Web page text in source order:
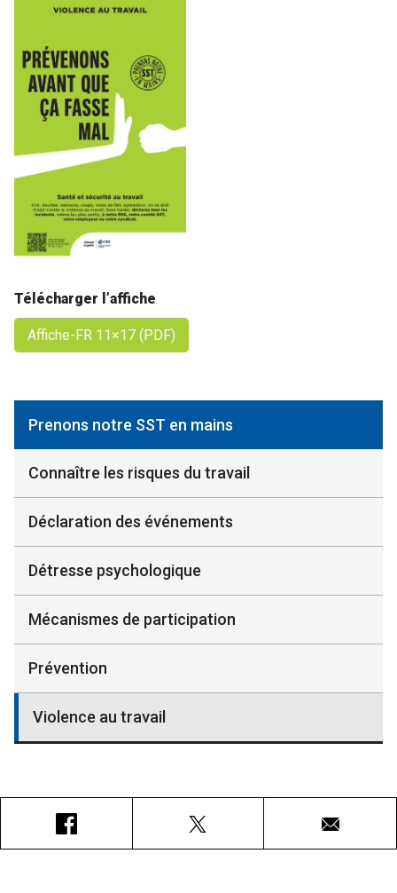
Prenons notre SST en mains
Connaître les risques du travail
Déclaration des événements
Détresse psychologique
Mécanismes de participation
Prévention
Violence au travail
Télécharger l’affiche
Affiche-FR 11×17 (PDF)
Courriel